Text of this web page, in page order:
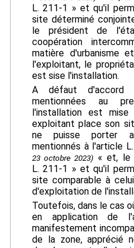
L. 211-1 » et qu'il
site déterminé
le président de
coopération
matière d'urbanisme
l'exploitant, le
est sise l'installation.
A défaut d'accord
mentionnées au
l'installation est
exploitant place son
ne puisse porter
mentionnés à l'article
23 octobre 2023) « et, le
L. 211-1 » et qu'il
site comparable à
d'exploitation de
Toutefois, dans le cas
en application de
manifestement
de la zone, apprécié